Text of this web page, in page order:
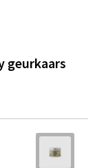
geurkaars